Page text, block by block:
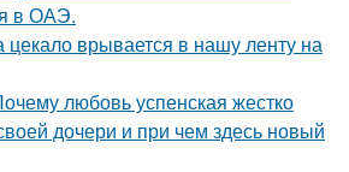
в ОАЭ.
врывается в нашу ленту на
любовь успенская жестко
дочери и при чем здесь новый